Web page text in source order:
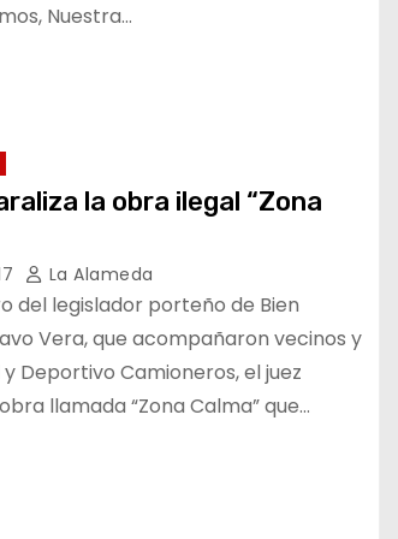
Nuestra…
la obra ilegal “Zona
La Alameda
del legislador porteño de Bien
Vera, que acompañaron vecinos y
Deportivo Camioneros, el juez
llamada “Zona Calma” que…